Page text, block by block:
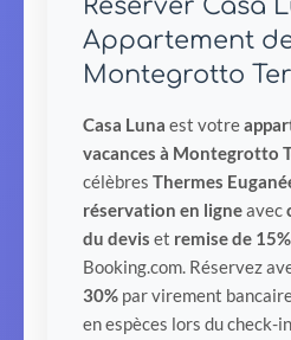
Réserver Casa
Appartement
Montegrotto
Casa Luna est votre
vacances à Montegrotto
célèbres Thermes
réservation en ligneavec
du devis et remise de 15%
Booking.com. Réservez
30% par virement
en espèces lors du check-